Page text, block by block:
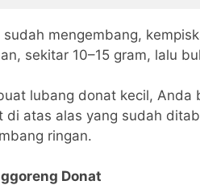
mengembang,
sekitar 10–15 gram, lalu
lubang donat kecil,
di atas alas yang sudah
ringan.
Donat